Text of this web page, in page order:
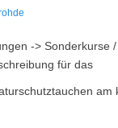
-> Sonderkurse
für das
am